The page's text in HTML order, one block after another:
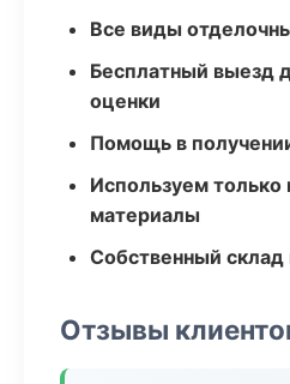
Все виды
Бесплатный выезд
оценки
Помощь в
Используем только
материалы
Собственный склад
Отзывы